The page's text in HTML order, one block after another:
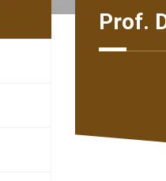
Prof.